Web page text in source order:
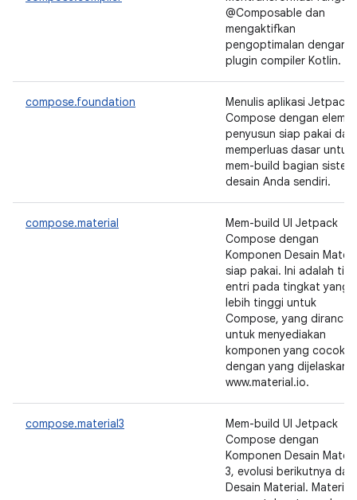
@Composable dan
mengaktifkan
pengoptimalan dengan
plugin compiler Kotlin.
compose.foundation
Menulis aplikasi Jetpack
Compose dengan
penyusun siap pakai dan
memperluas dasar untuk
mem-build bagian sistem
desain Anda sendiri.
compose.material
Mem-build UI Jetpack
Compose dengan
Komponen Desain
siap pakai. Ini adalah titik
entri pada tingkat yang
lebih tinggi untuk
Compose, yang
untuk menyediakan
komponen yang cocok
dengan yang dijelaskan
www.material.io.
compose.material3
Mem-build UI Jetpack
Compose dengan
Komponen Desain
3, evolusi berikutnya dari
Desain Material. Material